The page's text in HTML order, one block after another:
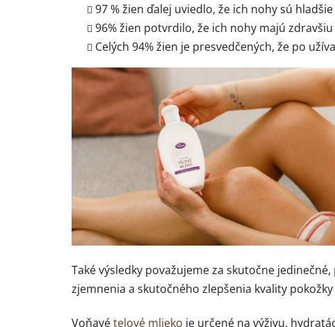
97 % žien ďalej uviedlo, že ich nohy sú
96% žien potvrdilo, že ich nohy majú
Celých 94% žien je presvedčených, že po
Také výsledky považujeme za skutočne
zjemnenia a skutočného zlepšenia kvality
Voňavételové mlieko je určené na výživu,